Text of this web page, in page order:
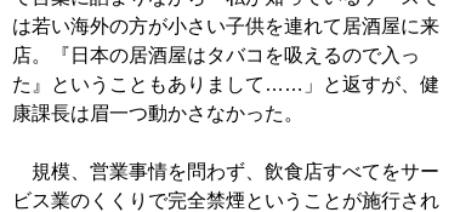
は若い海外の方が小さい子供を連れて居酒屋に来
店。『日本の居酒屋はタバコを吸えるので入っ
た』ということもありまして……」と返すが、健
康課長は眉一つ動かさなかった。
規模、営業事情を問わず、飲食店すべてをサー
ビス業のくくりで完全禁煙ということが施行され